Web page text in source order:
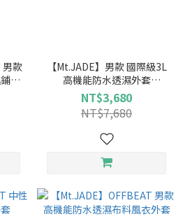
男款
棉
【Mt.JADE】男款 國際級3L
高機能防水透濕外套
18A090023
NT$3,680
NT$7,680